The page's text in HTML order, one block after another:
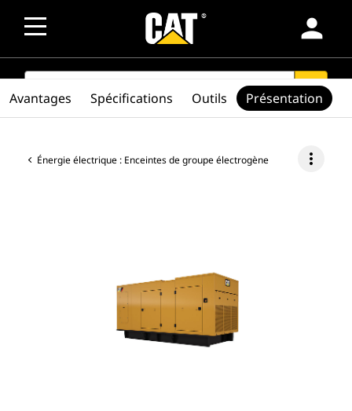
person
SEARCH search
Énergie électrique : Enceintes de groupe électrogène more_vert
Avantages Spécifications Outils Présentation